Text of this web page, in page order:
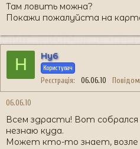
Там ловить можна?
Покажи пожалуйста на
H Hy6
Користувач
Реєстрація 06.06.10
06.06.10
Всем здрасти! Вот собрался
незнаю куда.
Может кто-то знает, возле